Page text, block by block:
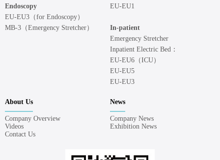
Endoscopy
EU-EU3（for Endoscopy）
MB-3（Emergency Stretcher）
EU-EU1
In-patient
Emergency Stretcher
Inpatient Electric Bed：
EU-EU6（ICU）
EU-EU5
EU-EU3
About Us
Company Overview
Videos
Contact Us
News
Company News
Exhibition News